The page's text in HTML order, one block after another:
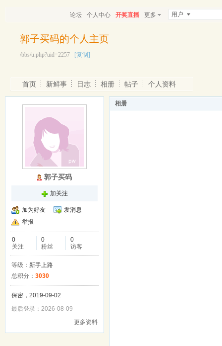
论坛 个人中心 开奖直播 更多 用户
郭子买码的个人主页
/bbs/u.php?uid=2257 [复制]
首页 新鲜事 日志 相册 帖子 个人资料
郭子买码
加关注
加为好友
发消息
举报
0
关注
0
粉丝
0
访客
等级： 新手上路
总积分： 3030
保密，2019-09-02
最后登录：2026-08-09
更多资料
相册